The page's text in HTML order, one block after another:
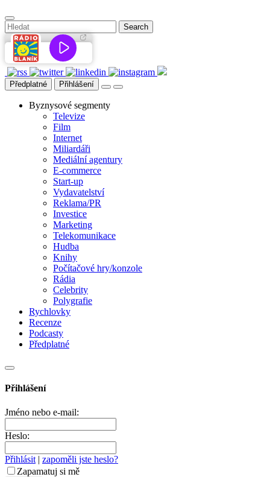
Předplatné Přihlášení
Byznysové segmenty
Televize
Film
Internet
Miliardáři
Mediální agentury
E-commerce
Start-up
Vydavatelství
Reklama/PR
Investice
Marketing
Telekomunikace
Hudba
Knihy
Počítačové hry/konzole
Rádia
Celebrity
Polygrafie
Rychlovky
Recenze
Podcasty
Předplatné
Přihlášení
Jméno nebo e-mail:
Heslo:
Přihlásit | zapoměli jste heslo?
Zapamatuj si mě